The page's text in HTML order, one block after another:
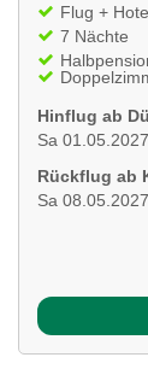
Flug +
7 Nächte
Hinflug ab
Sa
Rückflug ab
Sa